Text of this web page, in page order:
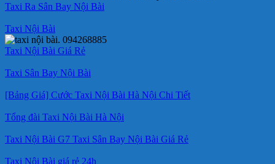
Taxi Ra Sân Bay Nội Bài
Taxi Nội Bài
Taxi Nội Bài Giá Rẻ
Taxi Sân Bay Nội Bài
[Bảng Giá] Cước Taxi Nội Bài Hà Nội Chi Tiết
Tổng đài Taxi Nội Bài Hà Nội
Taxi Nội Bài G7 Taxi Sân Bay Nội Bài Giá Rẻ
Taxi Nội Bài giá rẻ 24h